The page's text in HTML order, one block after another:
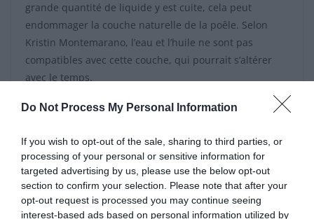
Do Not Process My Personal Information
If you wish to opt-out of the sale, sharing to third parties, or
processing of your personal or sensitive information for
targeted advertising by us, please use the below opt-out
section to confirm your selection. Please note that after your
opt-out request is processed you may continue seeing
interest-based ads based on personal information utilized by
grande quantité de liquide y est cuite, cela peut
endommager la couche naturelle de la poêle. Selon
Kristin Montemarano, l’eau et l’huile ne sont pas
compatibles avec cette couche, qui pourrait s’altérer
avec le temps.
Ces pâtes reconnues par les experts vont
révolutionner vos plats
Sauter le petit-déjeuner booste-t-il la cerveau ? La
vérité révélée en 2025